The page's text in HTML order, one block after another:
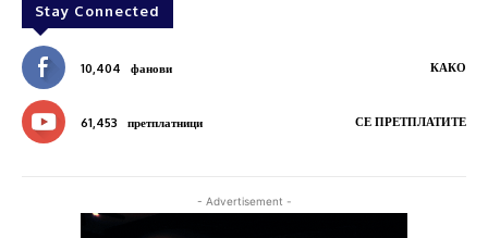
Stay Connected
10,404 фанови КАКО
61,453 претплатници СЕ ПРЕТПЛАТИТЕ
- Advertisement -